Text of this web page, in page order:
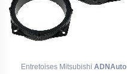
Entretoises Mitsubishi ADNAuto